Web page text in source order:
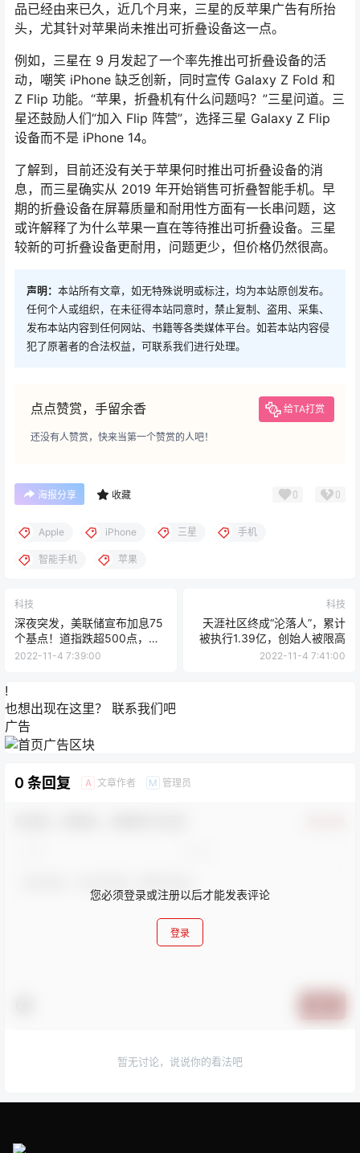
品已经由来已久，近几个月来，三星的反苹果广告有所抬
头，尤其针对苹果尚未推出可折叠设备这一点。
例如，三星在 9 月发起了一个率先推出可折叠设备的活
动，嘲笑 iPhone 缺乏创新，同时宣传 Galaxy Z Fold 和
Z Flip 功能。“苹果，折叠机有什么问题吗？”三星问道。三
星还鼓励人们“加入 Flip 阵营”，选择三星 Galaxy Z Flip
设备而不是 iPhone 14。
了解到，目前还没有关于苹果何时推出可折叠设备的消
息，而三星确实从 2019 年开始销售可折叠智能手机。早
期的折叠设备在屏幕质量和耐用性方面有一长串问题，这
或许解释了为什么苹果一直在等待推出可折叠设备。三星
较新的可折叠设备更耐用，问题更少，但价格仍然很高。
声明： 本站所有文章，如无特殊说明或标注，均为本站原创发布。
任何个人或组织，在未征得本站同意时，禁止复制、盗用、采集、
发布本站内容到任何网站、书籍等各类媒体平台。如若本站内容侵
犯了原著者的合法权益，可联系我们进行处理。
点点赞赏，手留余香 给TA打赏
还没有人赞赏，快来当第一个赞赏的人吧！
海报分享 收藏 0 0
Apple iPhone 三星 手机
智能手机 苹果
科技
深夜突发，美联储宣布加息75
个基点！道指跌超500点，苹
果市值一夜蒸发约6517亿元！
2022-11-4 7:39:00
科技
天涯社区终成“沦落人”，累计
被执行1.39亿，创始人被限高
2022-11-4 7:41:00
!
也想出现在这里？ 联系我们吧
广告
0 条回复 A 文章作者 M 管理员
您必须登录或注册以后才能发表评论
登录
暂无讨论，说说你的看法吧